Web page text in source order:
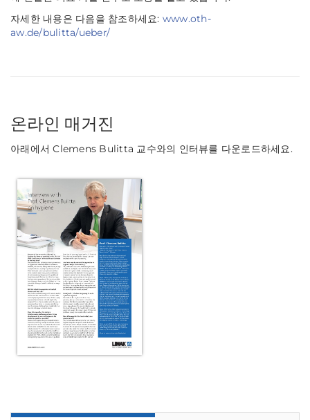
자세한 내용은 다음을 참조하세요: www.oth-
aw.de/bulitta/ueber/
온라인 매거진
아래에서 Clemens Bulitta 교수와의 인터뷰를 다운로드하세요.